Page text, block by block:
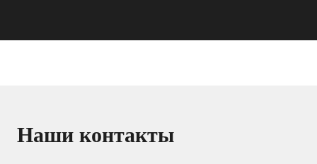
Наши контакты